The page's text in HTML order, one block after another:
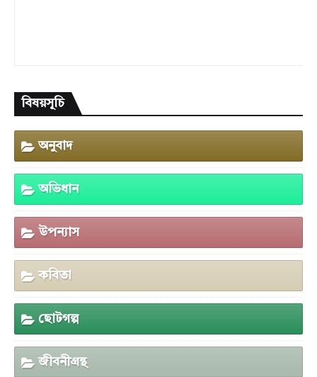
বিষয়সূচি
অনুবাদ
অভিধান
উপন্যাস
কবিতা
ছোটগল্প
জীবনীগ্রন্থ